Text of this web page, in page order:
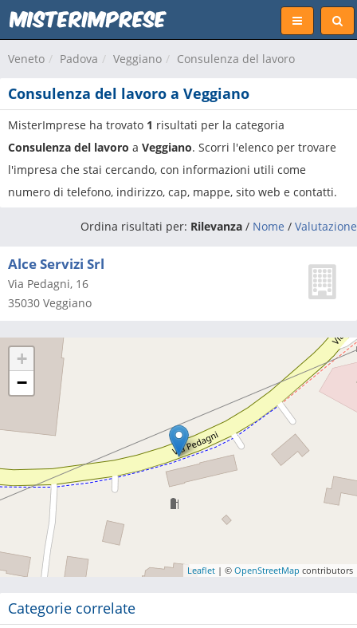
Veneto Padova Veggiano Consulenza del lavoro
Consulenza del lavoro a Veggiano
MisterImprese ha trovato 1 risultati per la categoria
Consulenza del lavoro a Veggiano. Scorri l'elenco per trovare
l'impresa che stai cercando, con informazioni utili come
numero di telefono, indirizzo, cap, mappe, sito web e contatti.
Ordina risultati per: Rilevanza / Nome / Valutazione
Alce Servizi Srl
Via Pedagni, 16
35030 Veggiano
+
−
Leaflet | © OpenStreetMap contributors
Categorie correlate